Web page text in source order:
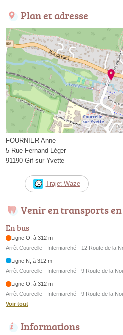
Plan et adresse
FOURNIER Anne
5 Rue Fernand Léger
91190 Gif-sur-Yvette
Trajet Waze
Venir en transports
En bus
Ligne O, à 312 m
Arrêt Courcelle - Intermarché - 12 Route de la
Ligne N, à 312 m
Arrêt Courcelle - Intermarché - 9 Route de la
Ligne O, à 312 m
Arrêt Courcelle - Intermarché - 9 Route de la
Voir tout
Informations